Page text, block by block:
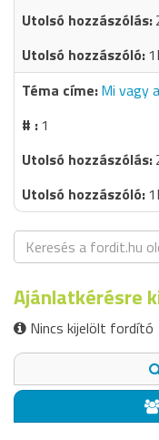
Mi vagy
1
Ajánlatkérésre
Nincs kijelölt fordító